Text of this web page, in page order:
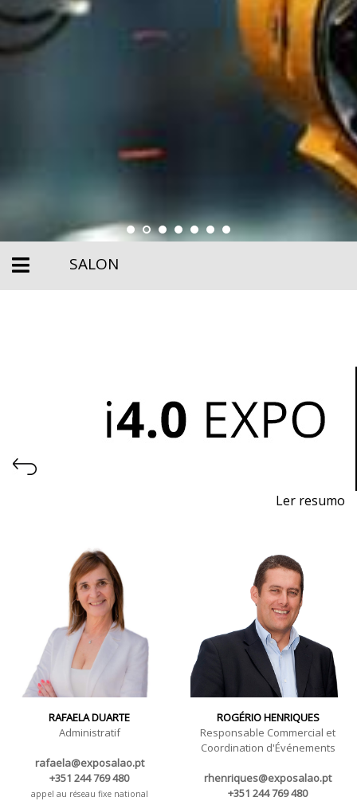
SALON
Ler resumo
Du 7 au 9 novembre 2024 - EXPOSALÃO, Batalha
Du jeudi au samedi, de 10h à 19h
RAFAELA DUARTE
Administratif
rafaela@exposalao.pt
+351 244 769 480
appel au réseau fixe national
ROGÉRIO HENRIQUES
Responsable Commercial et
Coordination d'Événements
rhenriques@exposalao.pt
+351 244 769 480